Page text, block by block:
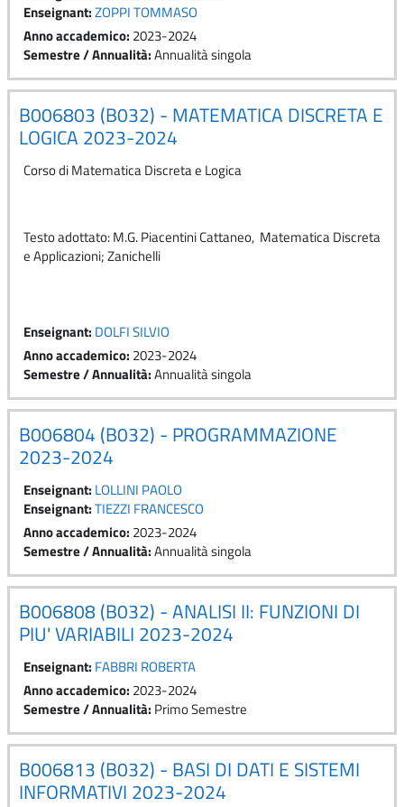
Enseignant:ZOPPI TOMMASO
Anno accademico: 2023-2024
Semestre / Annualità:Annualità singola
B006803 (B032) - MATEMATICA DISCRETA E
LOGICA 2023-2024
Corso di Matematica Discreta e Logica
Testo adottato: M.G. Piacentini Cattaneo, Matematica Discreta
e Applicazioni; Zanichelli
Enseignant: DOLFI SILVIO
Anno accademico: 2023-2024
Semestre / Annualità:Annualità singola
B006804 (B032) - PROGRAMMAZIONE
2023-2024
Enseignant: LOLLINI PAOLO
Enseignant:TIEZZI FRANCESCO
Anno accademico: 2023-2024
Semestre / Annualità:Annualità singola
B006808 (B032) - ANALISI II: FUNZIONI DI
PIU' VARIABILI 2023-2024
Enseignant: FABBRI ROBERTA
Anno accademico: 2023-2024
Semestre / Annualità: Primo Semestre
B006813 (B032) - BASI DI DATI E SISTEMI
INFORMATIVI 2023-2024